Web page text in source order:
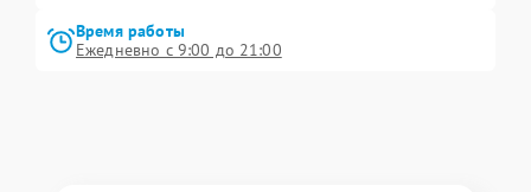
Время работы
Ежедневно с 9:00 до 21:00